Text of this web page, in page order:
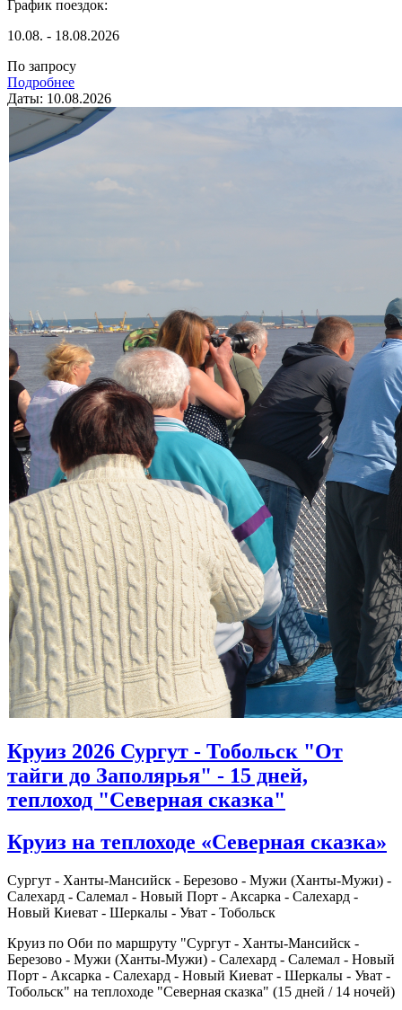
График поездок:
10.08. - 18.08.2026
По запросу
Подробнее
Даты: 10.08.2026
Круиз 2026 Сургут - Тобольск "От
тайги до Заполярья" - 15 дней,
теплоход "Северная сказка"
Круиз на теплоходе «Северная сказка»
Сургут - Ханты-Мансийск - Березово - Мужи (Ханты-Мужи) -
Салехард - Салемал - Новый Порт - Аксарка - Салехард -
Новый Киеват - Шеркалы - Уват - Тобольск
Круиз по Оби по маршруту "Сургут - Ханты-Мансийск -
Березово - Мужи (Ханты-Мужи) - Салехард - Салемал - Новый
Порт - Аксарка - Салехард - Новый Киеват - Шеркалы - Уват -
Тобольск" на теплоходе "Северная сказка" (15 дней / 14 ночей)